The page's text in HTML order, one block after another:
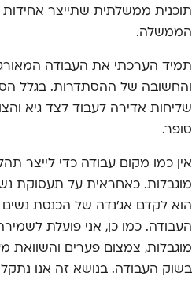
תוכנית ממשלתית שתייצר
הממשלה.
תמיד הערכתי את העבודה
והחשובה של ההסתדרות. בגלל
שליחות אדירה לעבוד לצד גיא
סופר.
אין כמו מקום עבודה כדי לייצר
מוגבלות. כאחראית על תעסוקת
הוא לקדם אג'נדה של הכנסת נשים
העבודה. כמו כן, אני פועלת
מוגבלות, צמצום פערים והשוואת
בשוק העבודה. בנושא זה אנו